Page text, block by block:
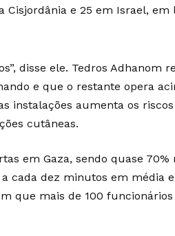
Cisjordânia e 25 em Israel, em
disse ele. Tedros Adhanom
e que o restante opera
instalações aumenta os
cutâneas.
em Gaza, sendo quase
cada dez minutos em média
que mais de 100